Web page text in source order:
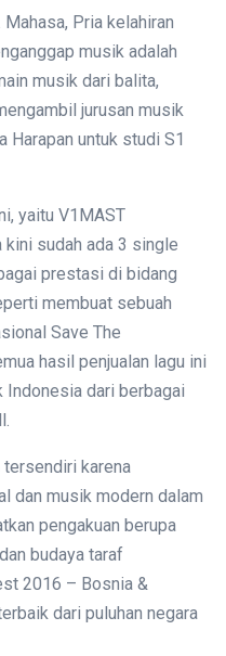
Mahasa, Pria kelahiran
musik adalah
musik dari balita,
jurusan musik
untuk studi S1
yaitu V1MAST
kini sudah ada 3 single
prestasi di bidang
membuat sebuah
Save The
hasil penjualan lagu ini
Indonesia dari berbagai
karena
dan musik modern dalam
pengakuan berupa
budaya taraf
2016 – Bosnia &
dari puluhan negara